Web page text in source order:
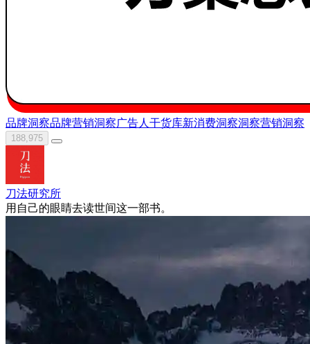
品牌洞察品牌营销洞察广告人干货库新消费洞察洞察营销洞察
188,975
刀法研究所
用自己的眼睛去读世间这一部书。